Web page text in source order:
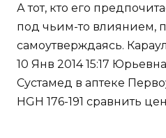
А тот, кто его
под чьим-то влиянием,
самоутверждаясь.
10 Янв 2014 15:17
Сустамед в аптеке
HGH 176-191 сравнить